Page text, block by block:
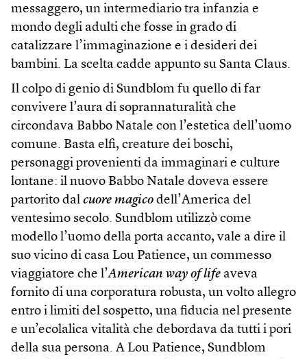
messaggero, un intermediario tra infanzia e
mondo degli adulti che fosse in grado di
catalizzare l’immaginazione e i desideri dei
bambini. La scelta cadde appunto su Santa Claus.
Il colpo di genio di Sundblom fu quello di far
convivere l’aura di soprannaturalità che
circondava Babbo Natale con l’estetica dell’uomo
comune. Basta elfi, creature dei boschi,
personaggi provenienti da immaginari e culture
lontane: il nuovo Babbo Natale doveva essere
partorito dal cuore magico dell’America del
ventesimo secolo. Sundblom utilizzò come
modello l’uomo della porta accanto, vale a dire il
suo vicino di casa Lou Patience, un commesso
viaggiatore che l’American way of life aveva
fornito di una corporatura robusta, un volto allegro
entro i limiti del sospetto, una fiducia nel presente
e un’ecolalica vitalità che debordava da tutti i pori
della sua persona. A Lou Patience, Sundblom